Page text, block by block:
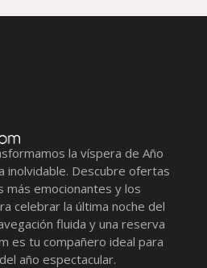
la víspera de Año
inolvidable. Descubre ofertas
más emocionantes y los
celebrar la última noche del
fluida y una reserva
es tu compañero ideal para
año espectacular.